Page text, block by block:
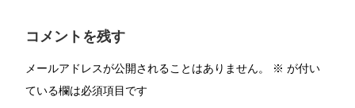
コメントを残す
メールアドレスが公開されることはありません。 ※ が付い
ている欄は必須項目です